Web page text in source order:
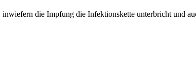
die Impfung die Infektionskette unterbricht und